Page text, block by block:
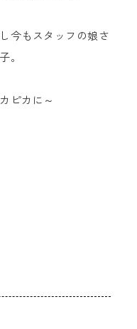
今もスタッフの娘さ
。
ピカに～